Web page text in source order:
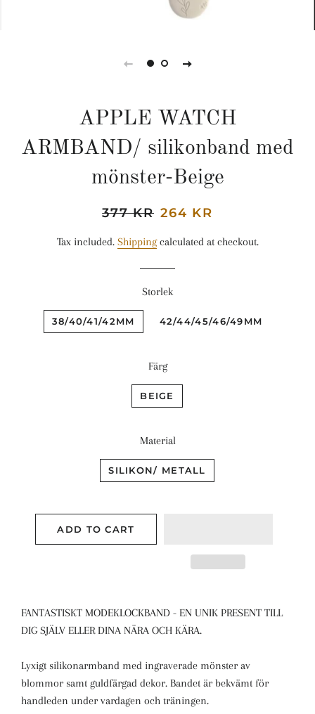
APPLE WATCH
ARMBAND/ silikonband med
mönster-Beige
Regular
377 KR Sale
264 KR
Tax included. Shippingcalculated at checkout.
Storlek
38/40/41/42MM 42/44/45/46/49MM
Färg
BEIGE
Material
SILIKON/ METALL
ADD TO CART
FANTASTISKT MODEKLOCKBAND - EN UNIK PRESENT TILL
DIG SJÄLV ELLER DINA NÄRA OCH KÄRA.
Lyxigt silikonarmband med ingraverade mönster av
blommor samt guldfärgad dekor. Bandet är bekvämt för
handleden under vardagen och träningen.